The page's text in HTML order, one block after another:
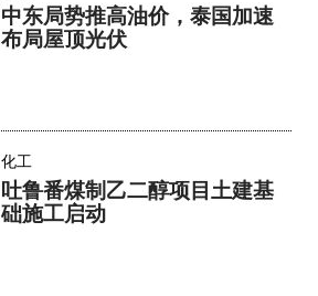
中东局势推高油价，泰国加速
布局屋顶光伏
化工
吐鲁番煤制乙二醇项目土建基
础施工启动